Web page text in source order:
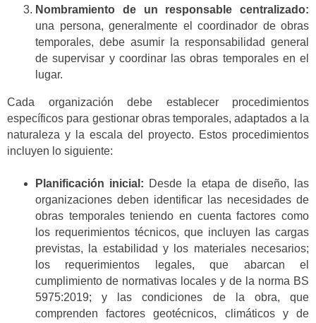
Nombramiento de un responsable centralizado:
una persona, generalmente el coordinador de obras
temporales, debe asumir la responsabilidad general
de supervisar y coordinar las obras temporales en el
lugar.
Cada organización debe establecer procedimientos
específicos para gestionar obras temporales, adaptados a la
naturaleza y la escala del proyecto. Estos procedimientos
incluyen lo siguiente:
Planificación inicial: Desde la etapa de diseño, las
organizaciones deben identificar las necesidades de
obras temporales teniendo en cuenta factores como
los requerimientos técnicos, que incluyen las cargas
previstas, la estabilidad y los materiales necesarios;
los requerimientos legales, que abarcan el
cumplimiento de normativas locales y de la norma BS
5975:2019; y las condiciones de la obra, que
comprenden factores geotécnicos, climáticos y de